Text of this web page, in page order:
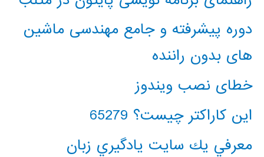
دوره پیشرفته و جامع مهندسی ماشین
های بدون راننده
خطای نصب ویندوز
این کاراکتر چیست؟ 65279
معرفي يك سايت يادگيري زبان